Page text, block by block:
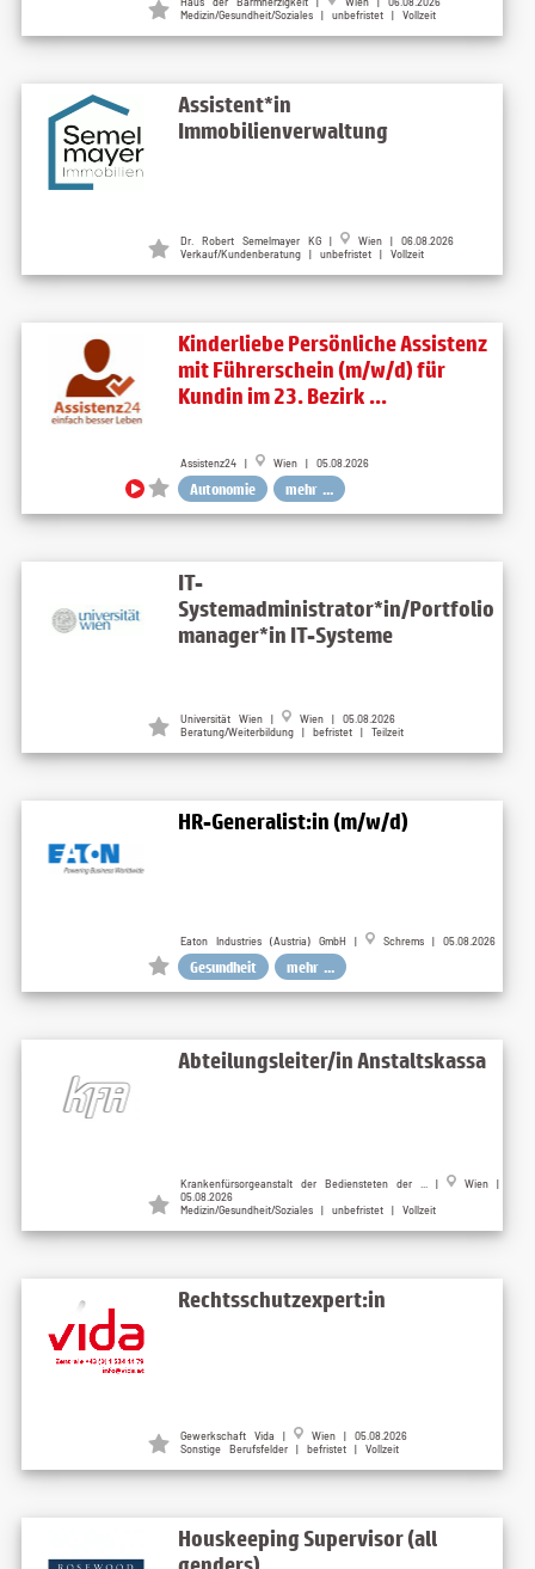
Medizin/Gesundheit/Soziales | unbefristet | Vollzeit
Assistent*in
Immobilienverwaltung
Dr. Robert Semelmayer KG |
Wien | 06.08.2026
Verkauf/Kundenberatung | unbefristet | Vollzeit
Kinderliebe Persönliche Assistenz
mit Führerschein (m/w/d) für
Kundin im 23. Bezirk ...
Assistenz24 | Wien | 05.08.2026
Autonomie mehr ...
IT-
Systemadministrator*in/Portfolio
manager*in IT-Systeme
Universität Wien |
Wien | 05.08.2026
Beratung/Weiterbildung | befristet | Teilzeit
HR-Generalist:in (m/w/d)
Eaton Industries (Austria) GmbH | Schrems | 05.08.2026
Gesundheit mehr ...
Abteilungsleiter/in Anstaltskassa
Krankenfürsorgeanstalt der Bediensteten der ... |
Wien |
05.08.2026
Medizin/Gesundheit/Soziales | unbefristet | Vollzeit
Rechtsschutzexpert:in
Gewerkschaft Vida |
Wien | 05.08.2026
Sonstige Berufsfelder | befristet | Vollzeit
Houskeeping Supervisor (all